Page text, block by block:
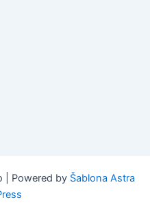
| Powered by Šablona Astra